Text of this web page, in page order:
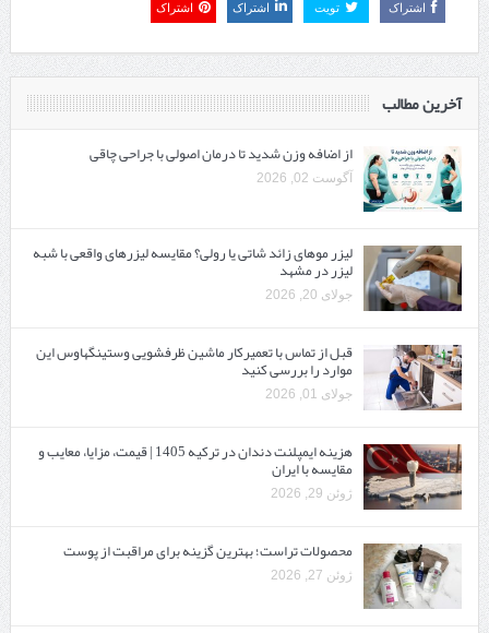
اشتراک تویت اشتراک اشتراک
آخرین مطالب
از اضافه وزن شدید تا درمان اصولی با جراحی چاقی
آگوست 02, 2026
لیزر موهای زائد شاتی یا رولی؟ مقایسه لیزرهای واقعی با شبه‌
لیزر در مشهد
جولای 20, 2026
قبل از تماس با تعمیرکار ماشین ظرفشویی وستینگهاوس این
موارد را بررسی کنید
جولای 01, 2026
هزینه ایمپلنت دندان در ترکیه 1405 | قیمت، مزایا، معایب و
مقایسه با ایران
ژوئن 29, 2026
محصولات تراست؛ بهترین گزینه برای مراقبت از پوست
ژوئن 27, 2026